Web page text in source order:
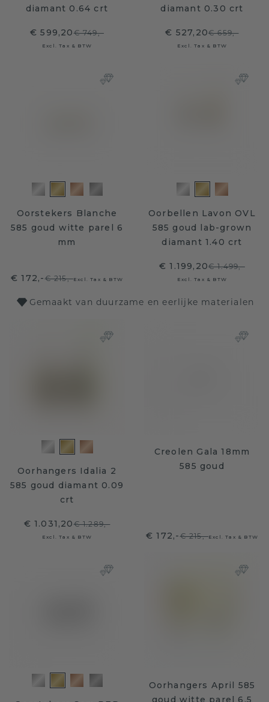
diamant 0.64 crt
€ 599,20€ 749,-
Excl. Tax & BTW
diamant 0.30 crt
€ 527,20€ 659,-
Excl. Tax & BTW
Oorstekers Blanche
585 goud witte parel 6
mm
€ 172,-€ 215,-Excl. Tax & BTW
Oorbellen Lavon OVL
585 goud lab-grown
diamant 1.40 crt
€ 1.199,20€ 1.499,-
Excl. Tax & BTW
Gemaakt van duurzame en eerlijke materialen
Oorhangers Idalia 2
585 goud diamant 0.09
crt
€ 1.031,20€ 1.289,-
Excl. Tax & BTW
Creolen Gala 18mm
585 goud
€ 172,-€ 215,-Excl. Tax & BTW
Oorhangers April 585
goud witte parel 6,5